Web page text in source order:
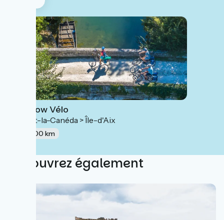
La Flow Vélo
Sarlat-la-Canéda > Île-d'Aix
400 km
Découvrez également